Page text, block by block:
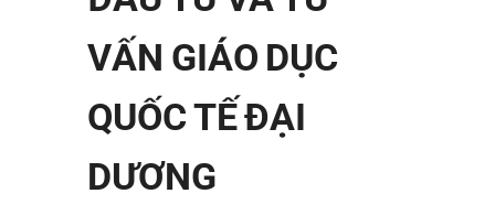
VẤN GIÁO DỤC
QUỐC TẾ ĐẠI
DƯƠNG